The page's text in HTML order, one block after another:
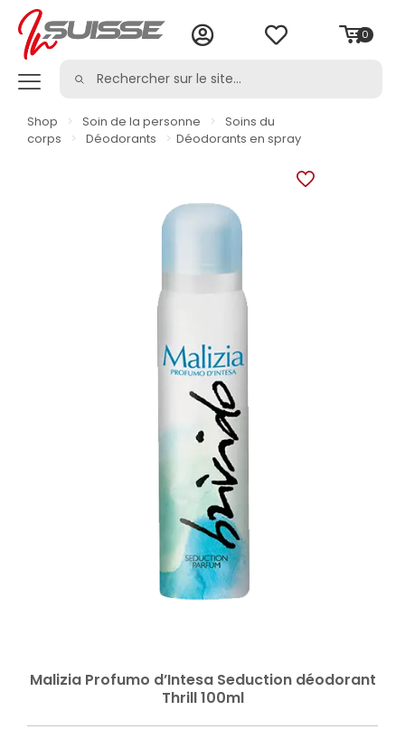
0
Shop > Soin de la personne >
Soins du
corps
> Déodorants > Déodorants en spray
Malizia Profumo d’Intesa Seduction déodorant
Thrill 100ml